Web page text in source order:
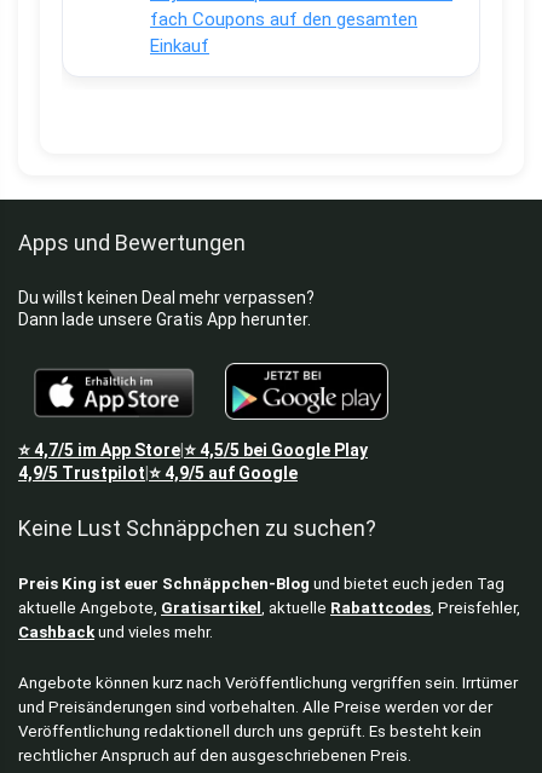
fach Coupons auf den gesamten
Einkauf
Apps und Bewertungen
Du willst keinen Deal mehr verpassen?
Dann lade unsere Gratis App herunter.
⭐4,7/5 im App Store⭐4,5/5 bei Google Play
4,9/5 Trustpilot ⭐4,9/5 auf Google
Keine Lust Schnäppchen zu suchen?
Preis King ist euer Schnäppchen-Blog und bietet euch jeden Tag
aktuelle Angebote, Gratisartikel , aktuelle Rabattcodes , Preisfehler,
Cashback und vieles mehr.
Angebote können kurz nach Veröffentlichung vergriffen sein. Irrtümer
und Preisänderungen sind vorbehalten. Alle Preise werden vor der
Veröffentlichung redaktionell durch uns geprüft. Es besteht kein
rechtlicher Anspruch auf den ausgeschriebenen Preis.